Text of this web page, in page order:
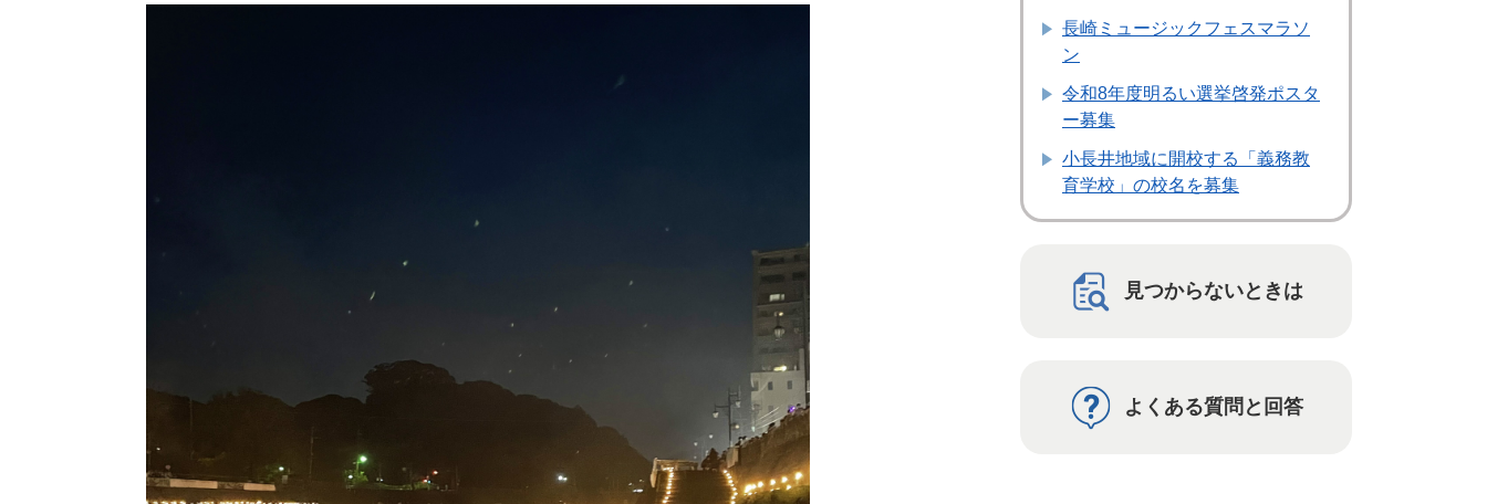
長崎ミュージックフェスマラソ
ン
令和8年度明るい選挙啓発ポスタ
ー募集
小長井地域に開校する「義務教
育学校」の校名を募集
見つからないときは
よくある質問と回答